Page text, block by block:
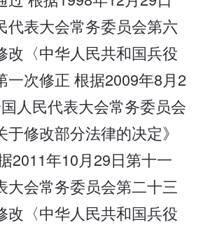
代表大会常务委员会第六
改〈中华人民共和国兵役
一次修正 根据2009年8月2
人民代表大会常务委员会
修改部分法律的决定》
2011年10月29日第十一
大会常务委员会第二十三
改〈中华人民共和国兵役